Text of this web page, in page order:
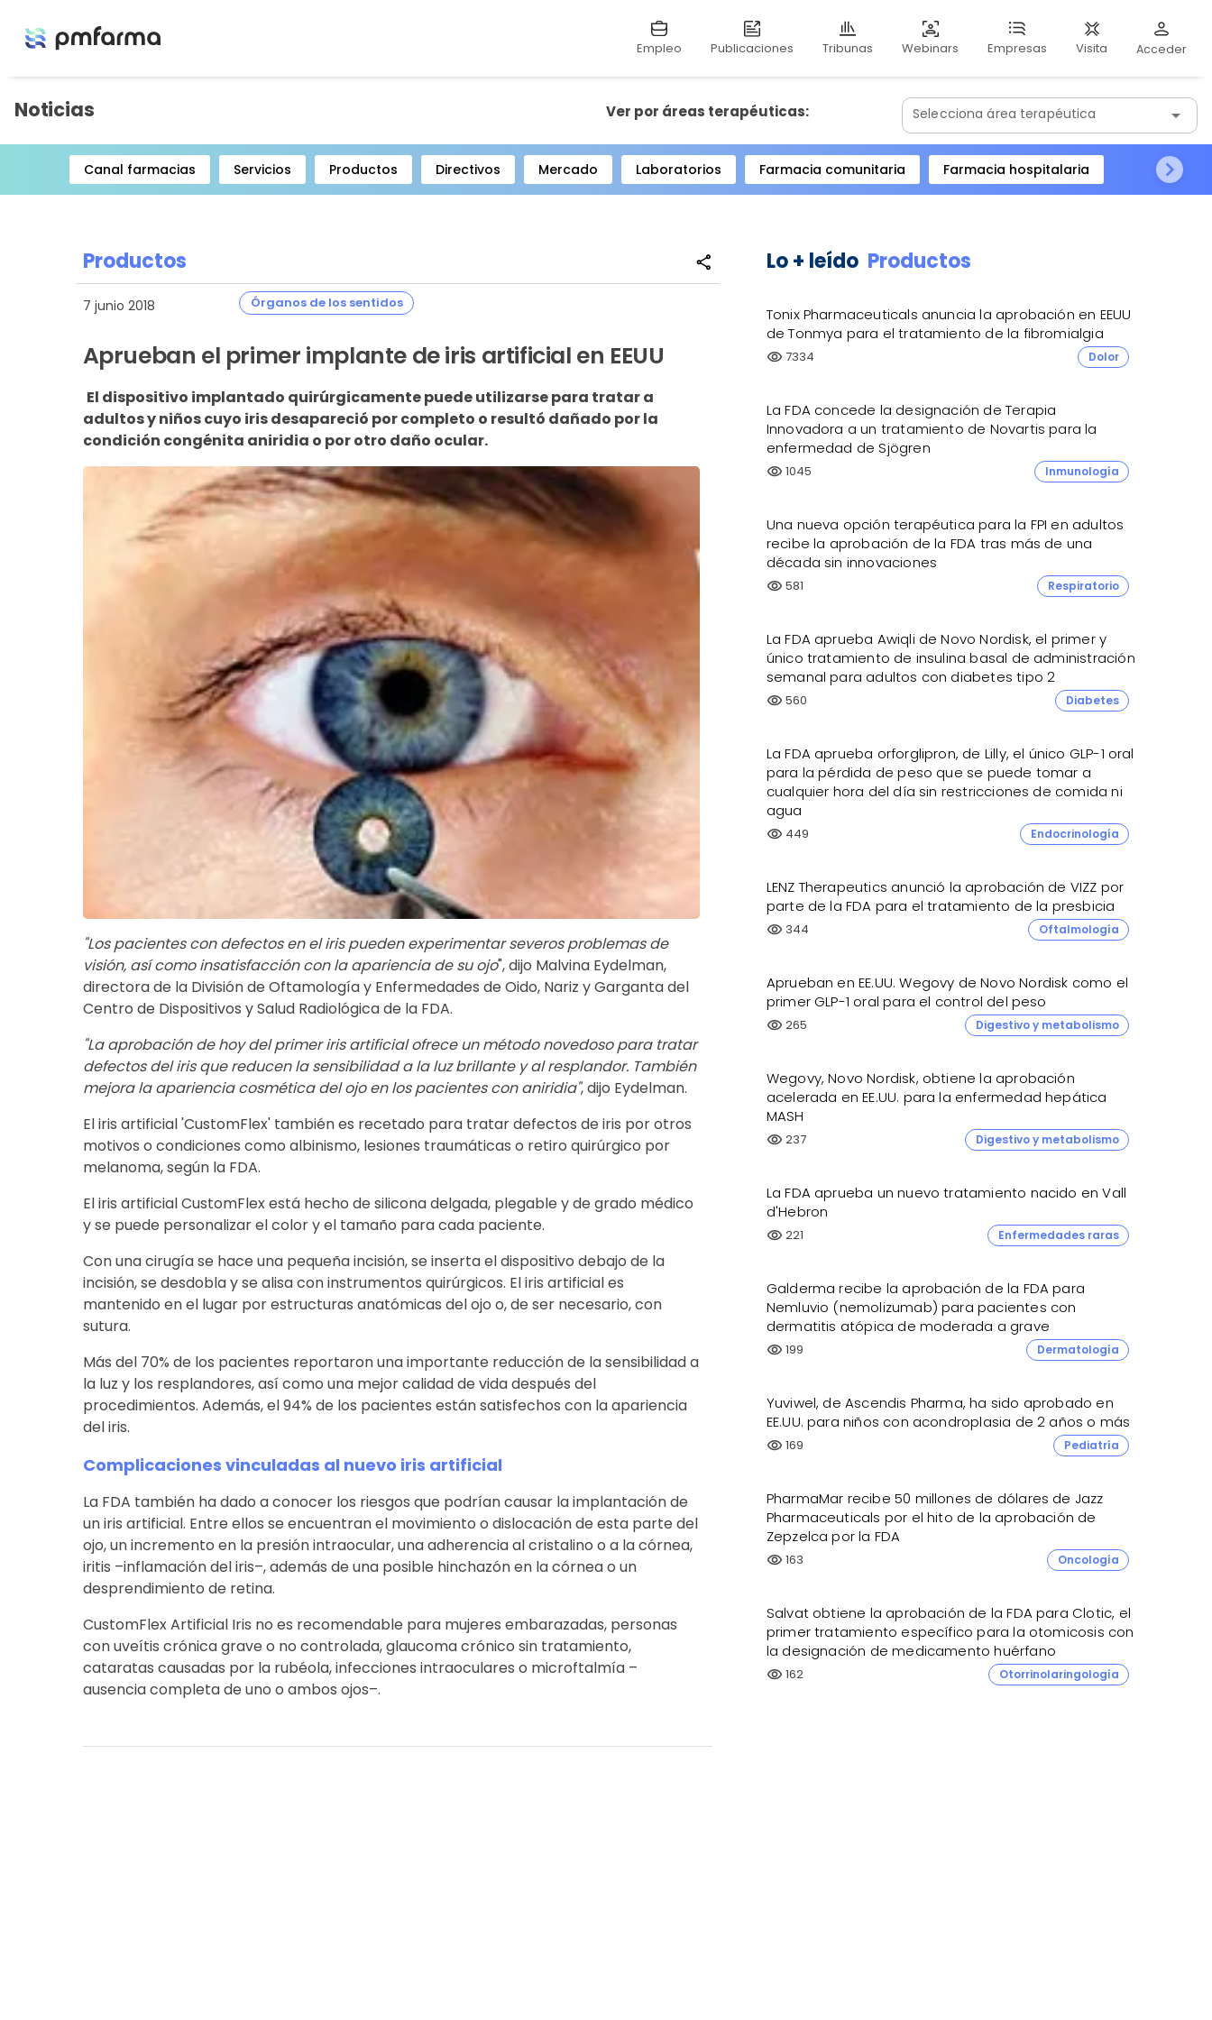
Empleo Publicaciones Tribunas Webinars Empresas Visita Acceder
Noticias Ver por áreas terapéuticas: Selecciona área terapéutica arrow_drop_down
Canal farmacias Servicios Productos Directivos Mercado Laboratorios Farmacia comunitaria
Farmacia hospitalaria
Item
Productos share
7 junio 2018 Órganos de los sentidos
Aprueban el primer implante de iris artificial en EEUU
El dispositivo implantado quirúrgicamente puede utilizarse para tratar a
adultos y niños cuyo iris desapareció por completo o resultó dañado por la
condición congénita aniridia o por otro daño ocular.
"Los pacientes con defectos en el iris pueden experimentar severos problemas de
visión, así como insatisfacción con la apariencia de su ojo", dijo Malvina Eydelman,
directora de la División de Oftamología y Enfermedades de Oido, Nariz y Garganta del
Centro de Dispositivos y Salud Radiológica de la FDA.
"La aprobación de hoy del primer iris artificial ofrece un método novedoso para tratar
defectos del iris que reducen la sensibilidad a la luz brillante y al resplandor. También
mejora la apariencia cosmética del ojo en los pacientes con aniridia", dijo Eydelman.
El iris artificial 'CustomFlex' también es recetado para tratar defectos de iris por otros
motivos o condiciones como albinismo, lesiones traumáticas o retiro quirúrgico por
melanoma, según la FDA.
El iris artificial CustomFlex está hecho de silicona delgada, plegable y de grado médico
y se puede personalizar el color y el tamaño para cada paciente.
Con una cirugía se hace una pequeña incisión, se inserta el dispositivo debajo de la
incisión, se desdobla y se alisa con instrumentos quirúrgicos. El iris artificial es
mantenido en el lugar por estructuras anatómicas del ojo o, de ser necesario, con
sutura.
Más del 70% de los pacientes reportaron una importante reducción de la sensibilidad a
la luz y los resplandores, así como una mejor calidad de vida después del
procedimientos. Además, el 94% de los pacientes están satisfechos con la apariencia
del iris.
Complicaciones vinculadas al nuevo iris artificial
La FDA también ha dado a conocer los riesgos que podrían causar la implantación de
un iris artificial. Entre ellos se encuentran el movimiento o dislocación de esta parte del
ojo, un incremento en la presión intraocular, una adherencia al cristalino o a la córnea,
iritis –inflamación del iris–, además de una posible hinchazón en la córnea o un
desprendimiento de retina.
CustomFlex Artificial Iris no es recomendable para mujeres embarazadas, personas
con uveítis crónica grave o no controlada, glaucoma crónico sin tratamiento,
cataratas causadas por la rubéola, infecciones intraoculares o microftalmía –
ausencia completa de uno o ambos ojos–.
Lo + leído Productos
Tonix Pharmaceuticals anuncia la aprobación en EEUU
de Tonmya para el tratamiento de la fibromialgia
visibility 7334 Dolor
La FDA concede la designación de Terapia
Innovadora a un tratamiento de Novartis para la
enfermedad de Sjögren
visibility 1045 Inmunología
Una nueva opción terapéutica para la FPI en adultos
recibe la aprobación de la FDA tras más de una
década sin innovaciones
visibility 581 Respiratorio
La FDA aprueba Awiqli de Novo Nordisk, el primer y
único tratamiento de insulina basal de administración
semanal para adultos con diabetes tipo 2
visibility 560 Diabetes
La FDA aprueba orforglipron, de Lilly, el único GLP-1 oral
para la pérdida de peso que se puede tomar a
cualquier hora del día sin restricciones de comida ni
agua
visibility 449 Endocrinología
LENZ Therapeutics anunció la aprobación de VIZZ por
parte de la FDA para el tratamiento de la presbicia
visibility 344 Oftalmología
Aprueban en EE.UU. Wegovy de Novo Nordisk como el
primer GLP-1 oral para el control del peso
visibility 265 Digestivo y metabolismo
Wegovy, Novo Nordisk, obtiene la aprobación
acelerada en EE.UU. para la enfermedad hepática
MASH
visibility 237 Digestivo y metabolismo
La FDA aprueba un nuevo tratamiento nacido en Vall
d'Hebron
visibility 221 Enfermedades raras
Galderma recibe la aprobación de la FDA para
Nemluvio (nemolizumab) para pacientes con
dermatitis atópica de moderada a grave
visibility 199 Dermatología
Yuviwel, de Ascendis Pharma, ha sido aprobado en
EE.UU. para niños con acondroplasia de 2 años o más
visibility 169 Pediatría
PharmaMar recibe 50 millones de dólares de Jazz
Pharmaceuticals por el hito de la aprobación de
Zepzelca por la FDA
visibility 163 Oncología
Salvat obtiene la aprobación de la FDA para Clotic, el
primer tratamiento específico para la otomicosis con
la designación de medicamento huérfano
visibility 162 Otorrinolaringología